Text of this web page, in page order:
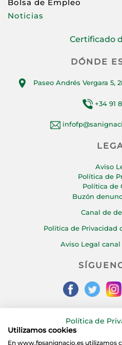
Bolsa de Empleo
Noticias
Certificado
DÓNDE
Paseo Andrés Vergara 5,
+34 91
Aviso
Política de
Política de
Buzón
Canal de
Política de Privacidad
Aviso Legal
Política de
Utilizamos cookies
En www.fpsanignacio.es utilizamos